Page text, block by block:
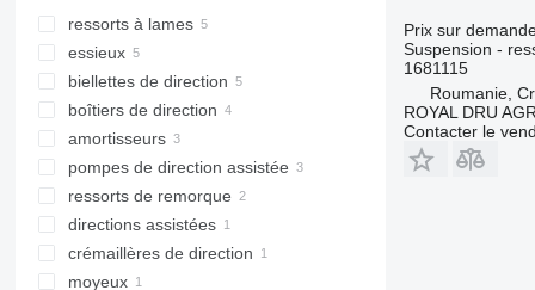
ressorts à lames
essieux
biellettes de direction
boîtiers de direction
amortisseurs
pompes de direction assistée
ressorts de remorque
directions assistées
crémaillères de direction
moyeux
Prix sur
Suspension -
1681115
Roumanie,
ROYAL DRU
Contacter le